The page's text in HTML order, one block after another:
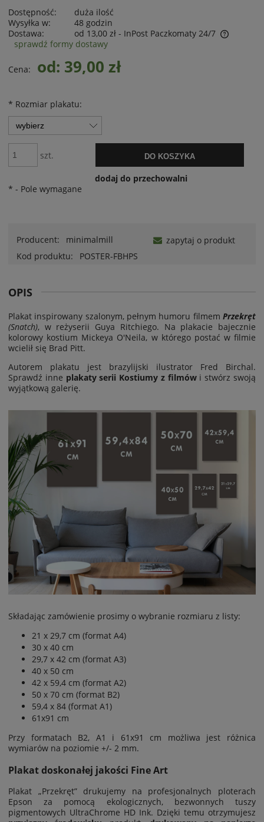
Dostępność:
duża ilość
Wysyłka w:
48 godzin
Dostawa:
od 13,00 zł - InPost Paczkomaty 24/7
sprawdź formy dostawy
Cena: od: 39,00 zł
* Rozmiar plakatu:
szt. DO KOSZYKA
dodaj do przechowalni
* - Pole wymagane
Producent:
minimalmill
Kod produktu:
POSTER-FBHPS
zapytaj o produkt
OPIS
Plakat inspirowany szalonym, pełnym humoru filmem Przekręt
(Snatch), w reżyserii Guya Ritchiego. Na plakacie bajecznie
kolorowy kostium Mickeya O'Neila, w którego postać w filmie
wcielił się Brad Pitt.
Autorem plakatu jest brazylijski ilustrator Fred Birchal.
Sprawdź inne plakaty serii Kostiumy z filmów i stwórz swoją
wyjątkową galerię.
Składając zamówienie prosimy o wybranie rozmiaru z listy:
21 x 29,7 cm (format A4)
30 x 40 cm
29,7 x 42 cm (format A3)
40 x 50 cm
42 x 59,4 cm (format A2)
50 x 70 cm (format B2)
59,4 x 84 (format A1)
61x91 cm
Przy formatach B2, A1 i 61x91 cm możliwa jest różnica
wymiarów na poziomie +/- 2 mm.
Plakat doskonałej jakości Fine Art
Plakat „Przekręt” drukujemy na profesjonalnych ploterach
Epson za pomocą ekologicznych, bezwonnych tuszy
pigmentowych UltraChrome HD Ink. Dzięki temu otrzymujesz